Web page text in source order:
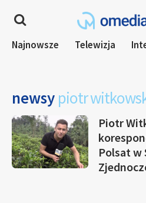
Najnowsze Telewizja
newsy piotr
Piotr
Polsat w